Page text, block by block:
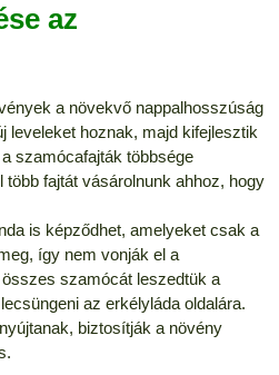
az
a növekvő nappalhosszúság
leveleket hoznak, majd kifejlesztik
szamócafajták többsége
fajtát vásárolnunk ahhoz, hogy
is képződhet, amelyeket csak a
így nem vonják el a
szamócát leszedtük a
az erkélyláda oldalára.
biztosítják a növény